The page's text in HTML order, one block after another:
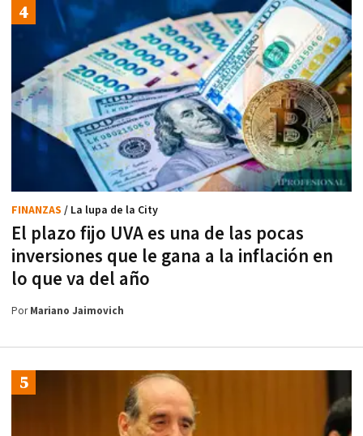
El plazo fijo UVA es una de las pocas
inversiones que le gana a la inflación en
lo que va del año
FINANZAS / La lupa de la City
PorMariano Jaimovich